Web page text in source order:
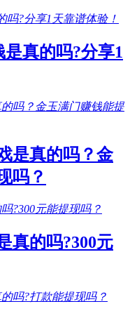
真的吗?分享1
是真的吗？金
吗？
真的吗?300元